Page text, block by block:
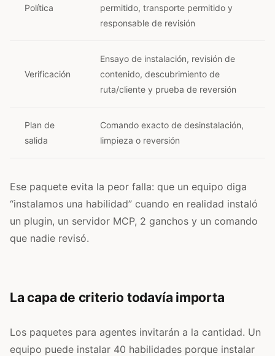
Política
permitido, transporte permitido y
responsable de revisión
Verificación
Ensayo de instalación, revisión de
contenido, descubrimiento de
ruta/cliente y prueba de reversión
Plan de
salida
Comando exacto de desinstalación,
limpieza o reversión
Ese paquete evita la peor falla: que un equipo diga
“instalamos una habilidad” cuando en realidad instaló
un plugin, un servidor MCP, 2 ganchos y un comando
que nadie revisó.
La capa de criterio todavía importa
Los paquetes para agentes invitarán a la cantidad. Un
equipo puede instalar 40 habilidades porque instalar